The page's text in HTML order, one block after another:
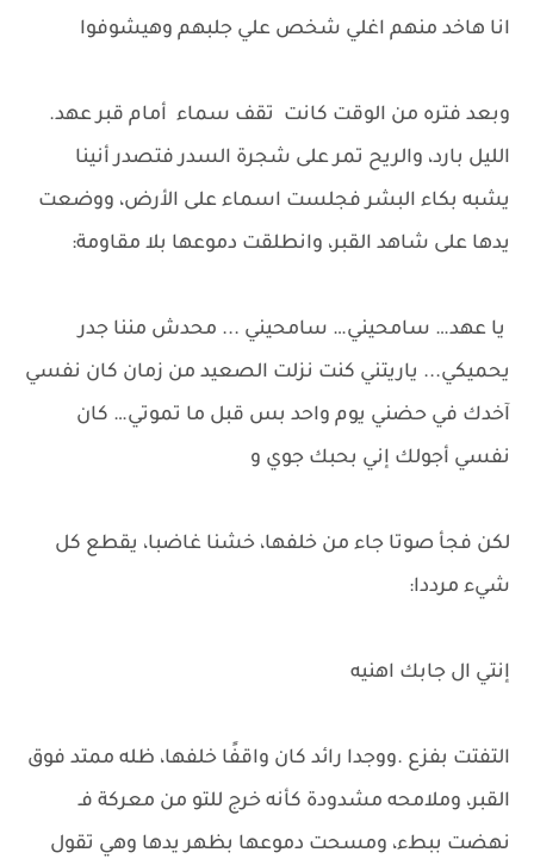
انا هاخد منهم اغلي شخص علي جلبهم وهيشوفوا
وبعد فتره من الوقت كانت تقف سماء أمام قبر عهد.
الليل بارد، والريح تمر على شجرة السدر فتصدر أنينا
يشبه بكاء البشر فجلست اسماء على الأرض، ووضعت
يدها على شاهد القبر، وانطلقت دموعها بلا مقاومة:
يا عهد… سامحيني… سامحيني ... محدش مننا جدر
يحميكي... ياريتني كنت نزلت الصعيد من زمان كان نفسي
آخدك في حضني يوم واحد بس قبل ما تموتي… كان
نفسي أجولك إني بحبك جوي و
لكن فجأ صوتا جاء من خلفها، خشنا غاضبا، يقطع كل
شيء مرددا:
إنتي ال جابك اهنيه
التفتت بفزع .ووجدا رائد كان واقفًا خلفها، ظله ممتد فوق
القبر، وملامحه مشدودة كأنه خرج للتو من معركة فـ
نهضت ببطء، ومسحت دموعها بظهر يدها وهي تقول